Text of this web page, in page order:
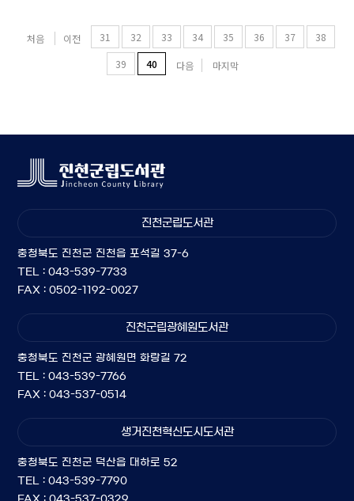
처음 이전 31 32 33 34 35 36 37
38
39
40 다음 마지막
진천군립도서관
충청북도 진천군 진천읍 포석길 37-6
TEL : 043-539-7733
FAX : 0502-1192-0027
진천군립광혜원도서관
충청북도 진천군 광혜원면 화랑길 72
TEL : 043-539-7766
FAX : 043-537-0514
생거진천혁신도시도서관
충청북도 진천군 덕산읍 대하로 52
TEL : 043-539-7790
FAX : 043-537-0329